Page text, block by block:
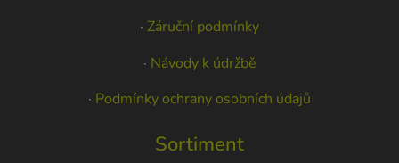
· Záruční podmínky
· Návody k údržbě
· Podmínky ochrany osobních údajů
Sortiment